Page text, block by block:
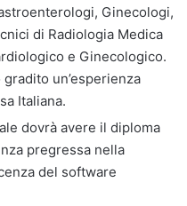
Ginecologi,
di Radiologia Medica
e Ginecologico.
un’esperienza
Italiana.
dovrà avere il diploma
pregressa nella
del software